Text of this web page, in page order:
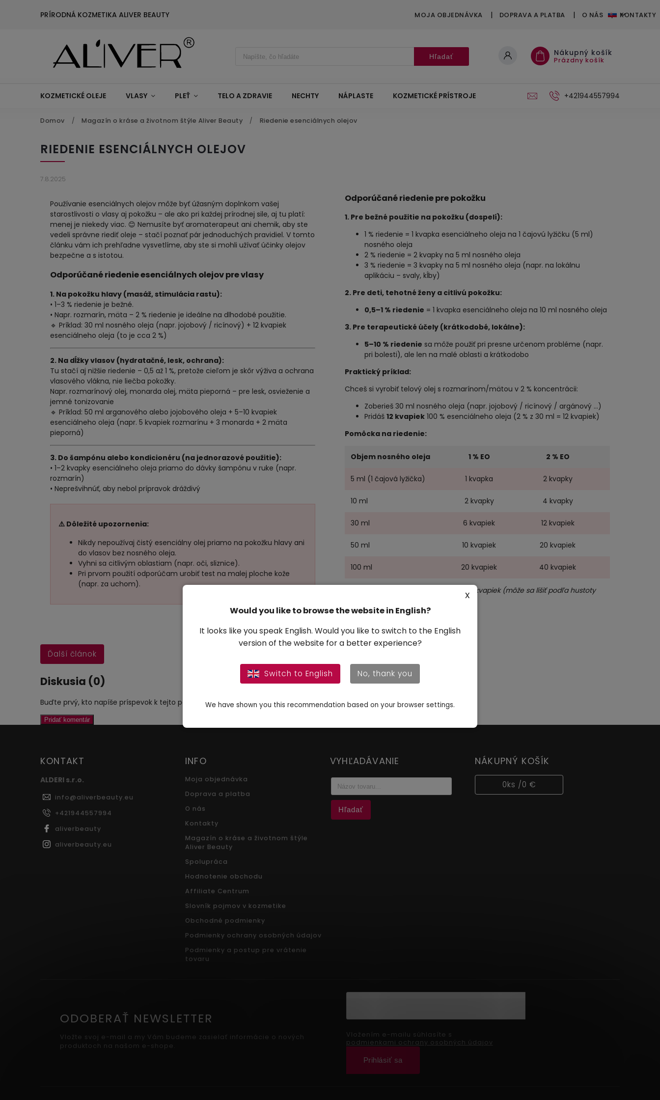
PRÍRODNÁ KOZMETIKA ALIVER BEAUTY MOJA OBJEDNÁVKA DOPRAVA A PLATBA O NÁS KONTAKTY
Hľadať Nákupný košík
Prázdny košík
KOZMETICKÉ OLEJE VLASY PLEŤ TELO A ZDRAVIE NECHTY NÁPLASTE KOZMETICKÉ PRÍSTROJE DARČEKOVÉ POUKÁŽKY STOJAN
+421944557994
Domov / Magazín o kráse a životnom štýle Aliver Beauty / Riedenie esenciálnych olejov
RIEDENIE ESENCIÁLNYCH OLEJOV
7.8.2025
Používanie esenciálnych olejov môže byť úžasným doplnkom vašej
starostlivosti o vlasy aj pokožku – ale ako pri každej prírodnej sile, aj tu platí:
menej je niekedy viac. 😊 Nemusíte byť aromaterapeut ani chemik, aby ste
vedeli správne riediť oleje – stačí poznať pár jednoduchých pravidiel. V tomto
článku vám ich prehľadne vysvetlíme, aby ste si mohli užívať účinky olejov
bezpečne a s istotou.
Odporúčané riedenie esenciálnych olejov pre vlasy
1. Na pokožku hlavy (masáž, stimulácia rastu):
• 1–3 % riedenie je bežné.
• Napr. rozmarín, mäta – 2 % riedenie je ideálne na dlhodobé použitie.
🔹 Príklad: 30 ml nosného oleja (napr. jojobový / ricínový) + 12 kvapiek
esenciálneho oleja (to je cca 2 %)
2. Na dĺžky vlasov (hydratačné, lesk, ochrana):
Tu stačí aj nižšie riedenie – 0,5 až 1 %, pretože cieľom je skôr výživa a ochrana
vlasového vlákna, nie liečba pokožky.
Napr. rozmarínový olej, monarda olej, mäta pieporná – pre lesk, osvieženie a
jemné tonizovanie
🔹 Príklad: 50 ml arganového alebo jojobového oleja + 5–10 kvapiek
esenciálneho oleja (napr. 5 kvapiek rozmarínu + 3 monarda + 2 mäta
pieporná)
3. Do šampónu alebo kondicionéru (na jednorazové použitie):
• 1–2 kvapky esenciálneho oleja priamo do dávky šampónu v ruke (napr.
rozmarín)
• Neprešvihnúť, aby nebol prípravok dráždivý
⚠️ Dôležité upozornenia:
Nikdy nepoužívaj čistý esenciálny olej priamo na pokožku hlavy ani
do vlasov bez nosného oleja.
Vyhni sa citlivým oblastiam (napr. oči, sliznice).
Pri prvom použití odporúčam urobiť test na malej ploche kože
(napr. za uchom).
Odporúčané riedenie pre pokožku
1. Pre bežné použitie na pokožku (dospelí):
1 % riedenie = 1 kvapka esenciálneho oleja na 1 čajovú lyžičku (5 ml)
nosného oleja
2 % riedenie = 2 kvapky na 5 ml nosného oleja
3 % riedenie = 3 kvapky na 5 ml nosného oleja (napr. na lokálnu
aplikáciu – svaly, kĺby)
2. Pre deti, tehotné ženy a citlivú pokožku:
0,5–1 % riedenie = 1 kvapka esenciálneho oleja na 10 ml nosného oleja
3. Pre terapeutické účely (krátkodobé, lokálne):
5–10 % riedenie sa môže použiť pri presne určenom probléme (napr.
pri bolesti), ale len na malé oblasti a krátkodobo
Praktický príklad:
Chceš si vyrobiť telový olej s rozmarínom/mätou v 2 % koncentrácii:
Zoberieš 30 ml nosného oleja (napr. jojobový / ricínový / argánový ...)
Pridáš 12 kvapiek 100 % esenciálneho oleja (2 % z 30 ml = 12 kvapiek)
Pomôcka na riedenie:
Objem nosného oleja 1 % EO 2 % EO
5 ml (1 čajová lyžička) 1 kvapka 2 kvapky
10 ml 2 kvapky 4 kvapky
30 ml 6 kvapiek 12 kvapiek
50 ml 10 kvapiek 20 kvapiek
100 ml 20 kvapiek 40 kvapiek
*1 ml esenciálneho oleja = približne 20 kvapiek (môže sa líšiť podľa hustoty
Ďalší článok
Diskusia (0)
Buďte prvý, kto napíše príspevok k tejto položke.
Pridať komentár
KONTAKT
ALDERI s.r.o.
info@aliverbeauty.eu
+421944557994
aliverbeauty
aliverbeauty.eu
INFO
Moja objednávka
Doprava a platba
O nás
Kontakty
Magazín o kráse a životnom štýle
Aliver Beauty
Spolupráca
Hodnotenie obchodu
Affiliate Centrum
Slovník pojmov v kozmetike
Obchodné podmienky
Podmienky ochrany osobných údajov
Podmienky a postup pre vrátenie
tovaru
VYHĽADÁVANIE
Hľadať
NÁKUPNÝ KOŠÍK
0ks /0 €
ODOBERAŤ NEWSLETTER
Vložte svoj e-mail a my Vám budeme zasielať informácie o nových
produktoch na našom e-shope.
Vložením e-mailu súhlasíte s
podmienkami ochrany osobných údajov
Prihlásiť sa
Would you like to browse the website in English?
x
It looks like you speak English. Would you like to switch to the English
version of the website for a better experience?
Switch to English No, thank you
We have shown you this recommendation based on your browser settings.